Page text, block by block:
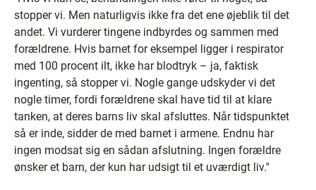
stopper vi. Men naturligvis ikke fra det ene øjeblik til det
andet. Vi vurderer tingene indbyrdes og sammen med
forældrene. Hvis barnet for eksempel ligger i respirator
med 100 procent ilt, ikke har blodtryk – ja, faktisk
ingenting, så stopper vi. Nogle gange udskyder vi det
nogle timer, fordi forældrene skal have tid til at klare
tanken, at deres barns liv skal afsluttes. Når tidspunktet
så er inde, sidder de med barnet i armene. Endnu har
ingen modsat sig en sådan afslutning. Ingen forældre
ønsker et barn, der kun har udsigt til et uværdigt liv.''